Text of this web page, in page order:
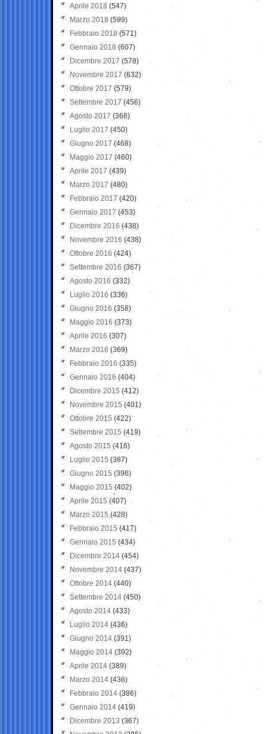
Aprile 2018 (547)
Marzo 2018 (599)
Febbraio 2018 (571)
Gennaio 2018 (607)
Dicembre 2017 (578)
Novembre 2017 (632)
Ottobre 2017 (579)
Settembre 2017 (456)
Agosto 2017 (368)
Luglio 2017 (450)
Giugno 2017 (468)
Maggio 2017 (460)
Aprile 2017 (439)
Marzo 2017 (480)
Febbraio 2017 (420)
Gennaio 2017 (453)
Dicembre 2016 (438)
Novembre 2016 (438)
Ottobre 2016 (424)
Settembre 2016 (367)
Agosto 2016 (332)
Luglio 2016 (336)
Giugno 2016 (358)
Maggio 2016 (373)
Aprile 2016 (307)
Marzo 2016 (369)
Febbraio 2016 (335)
Gennaio 2016 (404)
Dicembre 2015 (412)
Novembre 2015 (401)
Ottobre 2015 (422)
Settembre 2015 (419)
Agosto 2015 (416)
Luglio 2015 (387)
Giugno 2015 (396)
Maggio 2015 (402)
Aprile 2015 (407)
Marzo 2015 (428)
Febbraio 2015 (417)
Gennaio 2015 (434)
Dicembre 2014 (454)
Novembre 2014 (437)
Ottobre 2014 (440)
Settembre 2014 (450)
Agosto 2014 (433)
Luglio 2014 (436)
Giugno 2014 (391)
Maggio 2014 (392)
Aprile 2014 (389)
Marzo 2014 (436)
Febbraio 2014 (386)
Gennaio 2014 (419)
Dicembre 2013 (367)